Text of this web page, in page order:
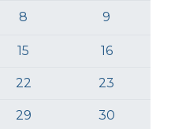
8 9
15 16
22 23
29 30